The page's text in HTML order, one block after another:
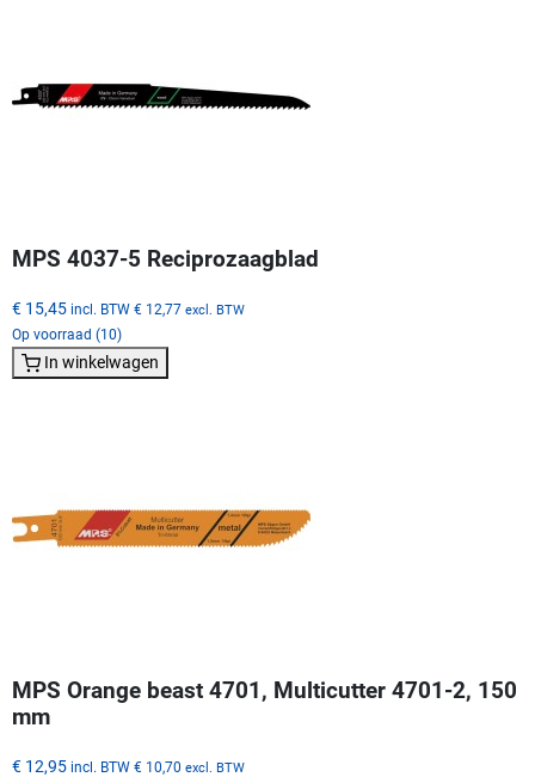
MPS 4037-5 Reciprozaagblad
€ 15,45 incl. BTW € 12,77 excl. BTW
Op voorraad (10)
In winkelwagen
MPS Orange beast 4701, Multicutter 4701-2, 150
mm
€ 12,95 incl. BTW € 10,70 excl. BTW